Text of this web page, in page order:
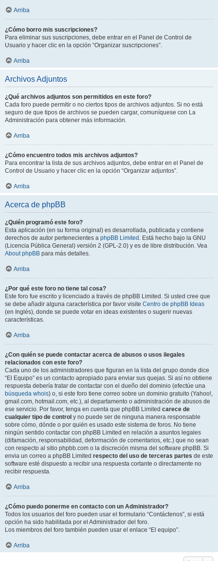
Arriba
¿Cómo borro mis suscripciones?
Para eliminar sus suscripciones, debe entrar en el Panel de Control de
Usuario y hacer clic en la opción “Organizar suscripciones”.
Arriba
Archivos Adjuntos
¿Qué archivos adjuntos son permitidos en este foro?
Cada foro puede permitir o no ciertos tipos de archivos adjuntos. Si no está
seguro de que tipos de archivos se pueden cargar, comuníquese con La
Administración para obtener más información.
Arriba
¿Cómo encuentro todos mis archivos adjuntos?
Para encontrar la lista de sus archivos adjuntos, debe entrar en el Panel de
Control de Usuario y hacer clic en la opción “Organizar adjuntos”.
Arriba
Acerca de phpBB
¿Quién programó este foro?
Esta aplicación (en su forma original) es desarrollada, publicada y contiene
derechos de autor pertenecientes a phpBB Limited . Está hecho bajo la GNU
(Licencia Pública General) versión 2 (GPL-2.0) y es de libre distribución. Vea
About phpBB para más detalles.
Arriba
¿Por qué este foro no tiene tal cosa?
Este foro fue escrito y licenciado a través de phpBB Limited. Si usted cree que
se debe añadir alguna característica por favor visite Centro de phpBB Ideas
(en Inglés), donde se puede votar en ideas existentes o sugerir nuevas
características.
Arriba
¿Con quién se puede contactar acerca de abusos o usos ilegales
relacionados con este foro?
Cada uno de los administradores que figuran en la lista del grupo donde dice
“El Equipo” es un contacto apropiado para enviar sus quejas. Si así no obtiene
respuesta debería tratar de contactar con el dueño del dominio (efectúe una
búsqueda whois) o, si este foro tiene correo sobre un dominio gratuito (Yahoo!,
gmail.com, hotmail.com, etc.), al departamento o administración de abusos de
ese servicio. Por favor, tenga en cuenta que phpBB Limited carece de
cualquier tipo de control y no puede ser de ninguna manera responsable
sobre cómo, dónde o por quién es usado este sistema de foros. No tiene
ningún sentido contactar con phpBB Limited en relación a asuntos legales
(difamación, responsabilidad, deformación de comentarios, etc.) que no sean
con respecto al sitio phpbb.com o la discreción misma del software phpBB. Si
envia un correo a phpBB Limited respecto del uso de terceras partes de este
software esté dispuesto a recibir una respuesta cortante o directamente no
recibir respuesta.
Arriba
¿Cómo puedo ponerme en contacto con un Administrador?
Todos los usuarios del foro pueden usar el formulario “Contáctenos”, si está
opción ha sido habilitada por el Administrador del foro.
Los miembros del foro también pueden usar el enlace “El equipo”.
Arriba